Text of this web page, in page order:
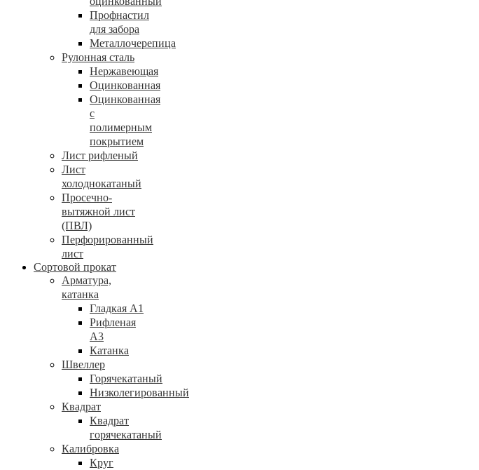
Профнастил
для забора
Металлочерепица
Рулонная сталь
Нержавеющая
Оцинкованная
Оцинкованная
с
полимерным
покрытием
Лист рифленый
Лист
холоднокатаный
Просечно-
вытяжной лист
(ПВЛ)
Перфорированный
лист
Сортовой прокат
Арматура,
катанка
Гладкая А1
Рифленая
А3
Катанка
Швеллер
Горячекатаный
Низколегированный
Квадрат
Квадрат
горячекатаный
Калибровка
Круг